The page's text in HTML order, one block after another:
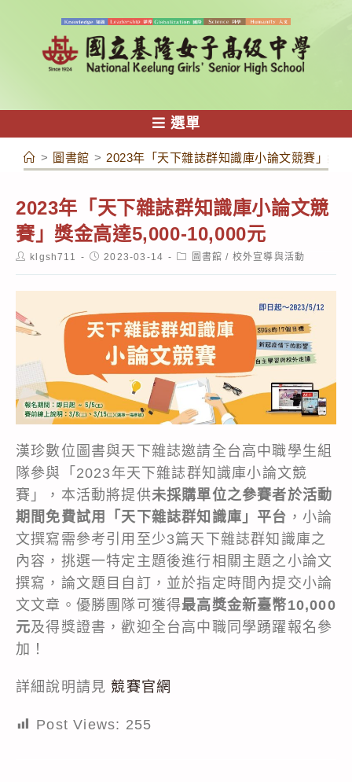
容
選單
> 圖書館 > 2023年「天下雜誌群知識庫小論文競賽」獎
2023年「天下雜誌群知識庫小論文競
賽」獎金高達5,000-10,000元
Postklgsh711
Post2023-03-14
Post圖書館 / 校外宣導與活動
漢珍數位圖書與天下雜誌邀請全台高中職學生組
隊參與「2023年天下雜誌群知識庫小論文競
賽」，本活動將提供未採購單位之參賽者於活動
期間免費試用「天下雜誌群知識庫」平台 ，小論
文撰寫需參考引用至少3篇天下雜誌群知識庫之
內容，挑選一特定主題後進行相關主題之小論文
撰寫，論文題目自訂，並於指定時間內提交小論
文文章。優勝團隊可獲得最高獎金新臺幣10,000
元及得獎證書，歡迎全台高中職同學踴躍報名參
加！
詳細說明請見 競賽官網
Post Views: 255